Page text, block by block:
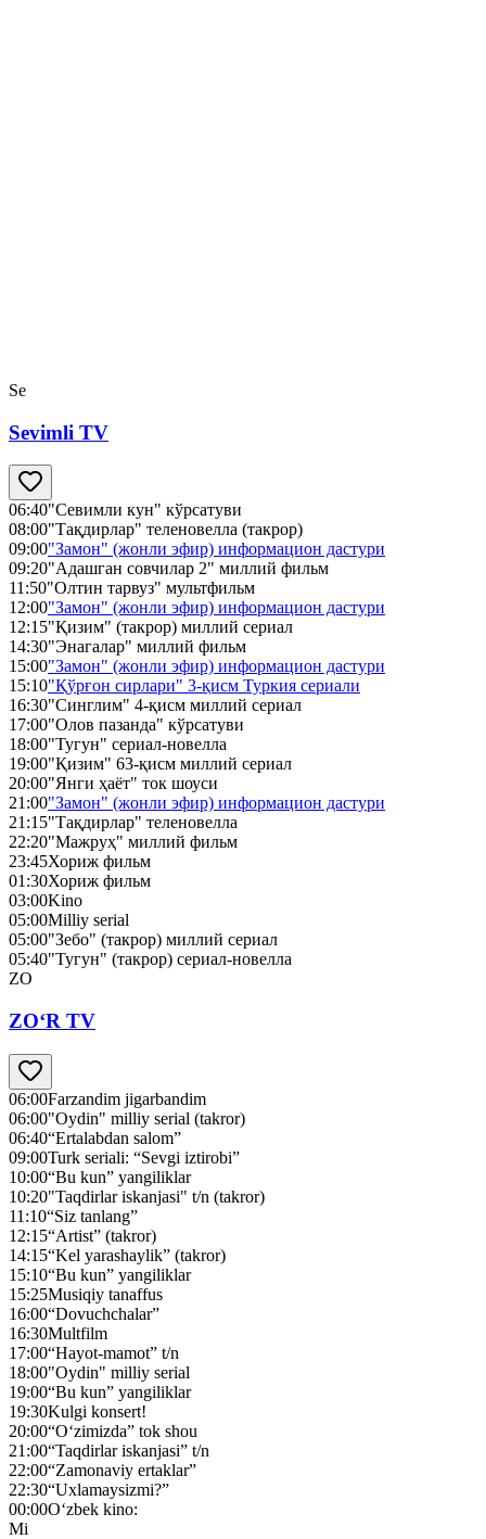
Se
Sevimli TV
06:40"Севимли кун" кўрсатуви
08:00"Тақдирлар" теленовелла (такрор)
09:00"Замон" (жонли эфир) информацион дастури
09:20"Адашган совчилар 2" миллий фильм
11:50"Олтин тарвуз" мультфильм
12:00"Замон" (жонли эфир) информацион дастури
12:15"Қизим" (такрор) миллий сериал
14:30"Энагалар" миллий фильм
15:00"Замон" (жонли эфир) информацион дастури
15:10"Қўрғон сирлари" 3-қисм Туркия сериали
16:30"Синглим" 4-қисм миллий сериал
17:00"Олов пазанда" кўрсатуви
18:00"Тугун" сериал-новелла
19:00"Қизим" 63-қисм миллий сериал
20:00"Янги ҳаёт" ток шоуси
21:00"Замон" (жонли эфир) информацион дастури
21:15"Тақдирлар" теленовелла
22:20"Мажруҳ" миллий фильм
23:45Хориж фильм
01:30Хориж фильм
03:00Kino
05:00Milliy serial
05:00"Зебо" (такрор) миллий сериал
05:40"Тугун" (такрор) сериал-новелла
ZO
ZO‘R TV
06:00Farzandim jigarbandim
06:00"Oydin" milliy serial (takror)
06:40“Ertalabdan salom”
09:00Turk seriali: “Sevgi iztirobi”
10:00“Bu kun” yangiliklar
10:20"Taqdirlar iskanjasi" t/n (takror)
11:10“Siz tanlang”
12:15“Artist” (takror)
14:15“Kel yarashaylik” (takror)
15:10“Bu kun” yangiliklar
15:25Musiqiy tanaffus
16:00“Dovuchchalar”
16:30Multfilm
17:00“Hayot-mamot” t/n
18:00"Oydin" milliy serial
19:00“Bu kun” yangiliklar
19:30Kulgi konsert!
20:00“O‘zimizda” tok shou
21:00“Taqdirlar iskanjasi” t/n
22:00“Zamonaviy ertaklar”
22:30“Uxlamaysizmi?”
00:00O‘zbek kino:
Mi